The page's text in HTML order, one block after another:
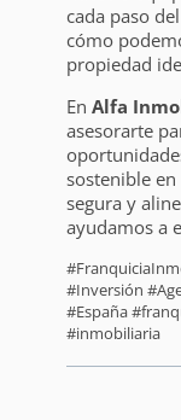
cada paso
cómo
propiedad
En Alfa
asesorarte
sostenible en
segura y
ayudamos a
#Inversión
#España
#inmobiliaria